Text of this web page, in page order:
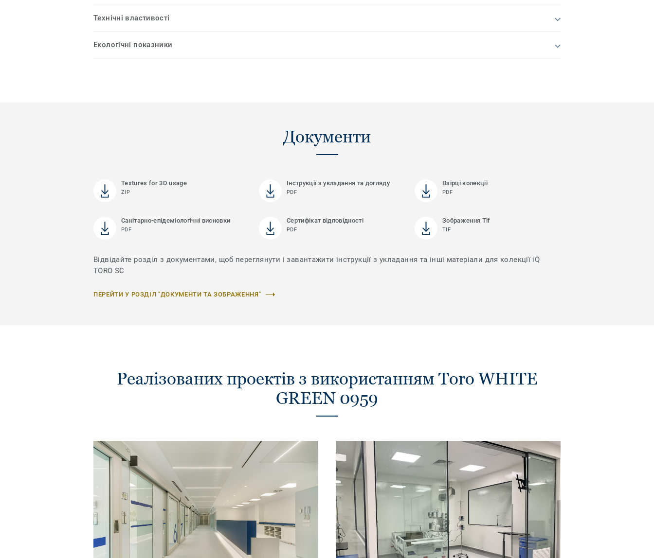
Технічні властивості
Екологічні показники
Документи
Textures for 3D usage
ZIP
Інструкції з укладання та догляду
PDF
Взірці колекції
PDF
Санітарно-епідеміологічні висновки
PDF
Сертифікат відповідності
PDF
Зображення Tif
TIF
Відвідайте розділ з документами, щоб переглянути і завантажити інструкції з укладання та інші матеріали для колекції iQ
TORO SC
ПЕРЕЙТИ У РОЗДІЛ "ДОКУМЕНТИ ТА ЗОБРАЖЕННЯ"
Реалізованих проектів з використанням Toro WHITE
GREEN 0959